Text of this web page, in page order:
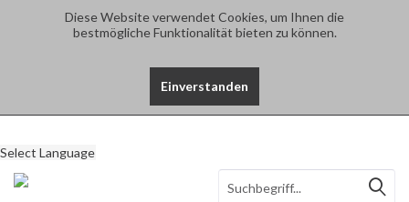
Diese Website verwendet Cookies, um Ihnen die
bestmögliche Funktionalität bieten zu können.
Einverstanden
Select Language